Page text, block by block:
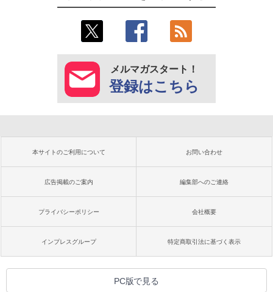
メルマガスタート！
登録はこちら
本サイトのご利用について お問い合わせ
広告掲載のご案内 編集部へのご連絡
プライバシーポリシー 会社概要
インプレスグループ 特定商取引法に基づく表示
PC版で見る